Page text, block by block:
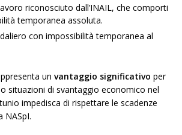
riconosciuto dall’INAIL, che comporti
temporanea assoluta.
con impossibilità temporanea al
unvantaggio significativo per
situazioni di svantaggio economico nel
impedisca di rispettare le scadenze
NASpI.